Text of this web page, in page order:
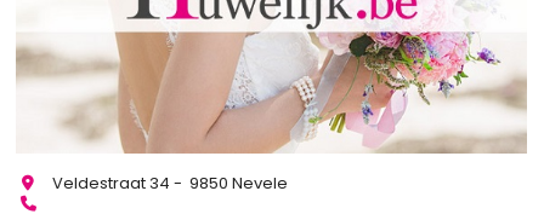
Veldestraat 34 - 9850 Nevele